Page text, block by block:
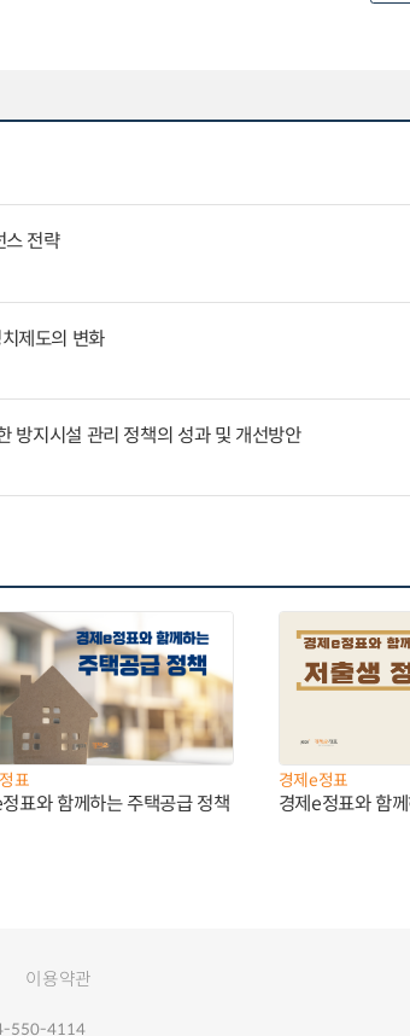
스 전략
제도의 변화
방지시설 관리 정책의 성과 및 개선방안
표
표와 함께하는 주택공급 정책
경제e정표
경제e정표와 함
이용약관
550-4114